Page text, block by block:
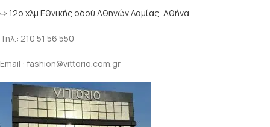
⇨ 12ο χλμ Eθνικής οδού Αθηνών Λαμίας, Αθήνα
Τηλ.: 210 51 56 550
Email : fashion@vittorio.com.gr